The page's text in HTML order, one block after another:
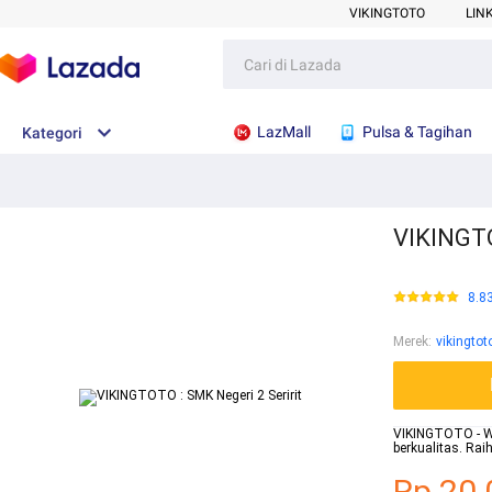
VIKINGTOTO
Kategori LazMall Pulsa & Tagihan
Merek:
VIKINGTOTO -
berkualitas.